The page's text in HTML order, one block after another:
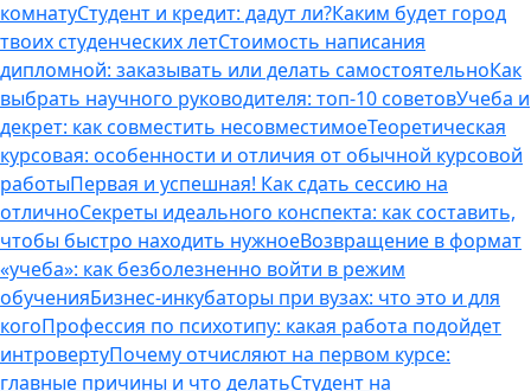
комнатуСтудент и кредит: дадут ли?Каким будет город
твоих студенческих летСтоимость написания
дипломной: заказывать или делать самостоятельноКак
выбрать научного руководителя: топ-10 советовУчеба и
декрет: как совместить несовместимоеТеоретическая
курсовая: особенности и отличия от обычной курсовой
работыПервая и успешная! Как сдать сессию на
отличноСекреты идеального конспекта: как составить,
чтобы быстро находить нужноеВозвращение в формат
«учеба»: как безболезненно войти в режим
обученияБизнес-инкубаторы при вузах: что это и для
когоПрофессия по психотипу: какая работа подойдет
интровертуПочему отчисляют на первом курсе:
главные причины и что делатьСтудент на